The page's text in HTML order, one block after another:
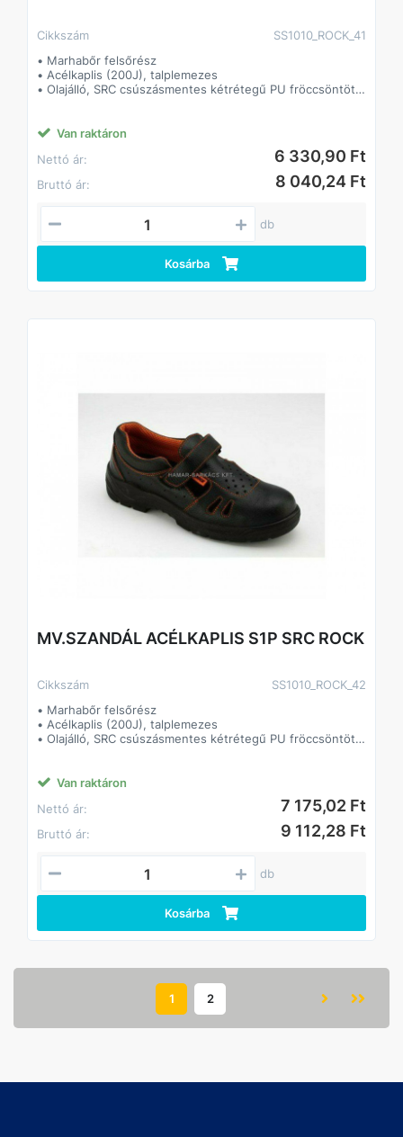
Cikkszám
SS1010_ROCK_41
• Marhabőr felsőrész
• Acélkaplis (200J), talplemezes
• Olajálló, SRC csúszásmentes kétrétegű PU fröccsöntött
• Párnázott szártető, formázott talpbetét
Van raktáron
Nettó ár:
6 330,90 Ft
Bruttó ár: 8 040,24 Ft
db
Kosárba
MV.SZANDÁL ACÉLKAPLIS S1P SRC ROCK
Cikkszám
SS1010_ROCK_42
• Marhabőr felsőrész
• Acélkaplis (200J), talplemezes
• Olajálló, SRC csúszásmentes kétrétegű PU fröccsöntött
• Párnázott szártető, formázott talpbetét
Van raktáron
Nettó ár:
7 175,02 Ft
Bruttó ár: 9 112,28 Ft
db
Kosárba
1 2